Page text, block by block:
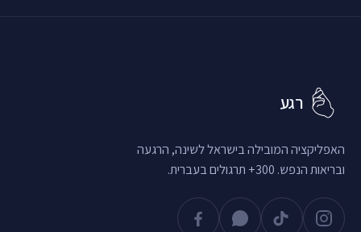
רגע
האפליקציה המובילה בישראל לשינה, הרגעה
ובריאות הנפש. 300+ תרגולים בעברית.